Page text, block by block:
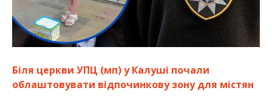
Біля церкви УПЦ (мп) у Калуші почали
облаштовувати відпочинкову зону для містян